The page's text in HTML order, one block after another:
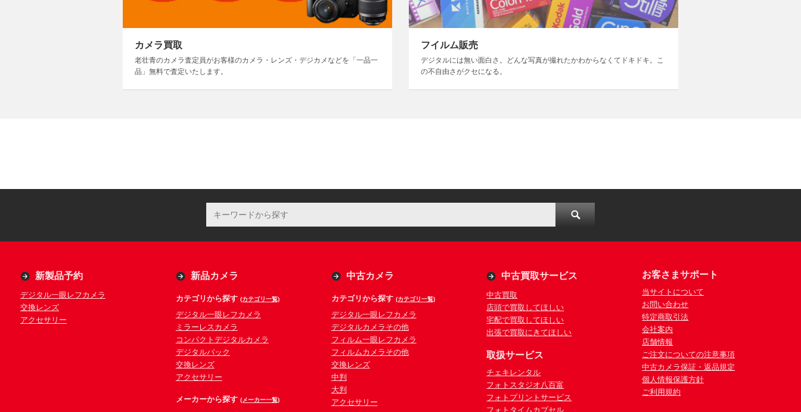
カメラ買取
老壮青のカメラ査定員がお客様のカメラ・レンズ・デジカメなどを「一品一
品」無料で査定いたします。
フイルム販売
デジタルには無い面白さ。どんな写真が撮れたかわからなくてドキドキ。こ
の不自由さがクセになる。
新製品予約
デジタル一眼レフカメラ
交換レンズ
アクセサリー
新品カメラ
カテゴリから探す (カテゴリ一覧)
デジタル一眼レフカメラ
ミラーレスカメラ
コンパクトデジタルカメラ
デジタルバック
交換レンズ
アクセサリー
メーカーから探す (メーカー一覧)
中古カメラ
カテゴリから探す (カテゴリ一覧)
デジタル一眼レフカメラ
デジタルカメラその他
フィルム一眼レフカメラ
フィルムカメラその他
交換レンズ
中判
大判
アクセサリー
中古買取サービス
中古買取
店頭で買取してほしい
宅配で買取してほしい
出張で買取にきてほしい
取扱サービス
チェキレンタル
フォトスタジオ八百富
フォトプリントサービス
フォトタイムカプセル
お客さまサポート
当サイトについて
お問い合わせ
特定商取引法
会社案内
店舗情報
ご注文についての注意事項
中古カメラ保証・返品規定
個人情報保護方針
ご利用規約